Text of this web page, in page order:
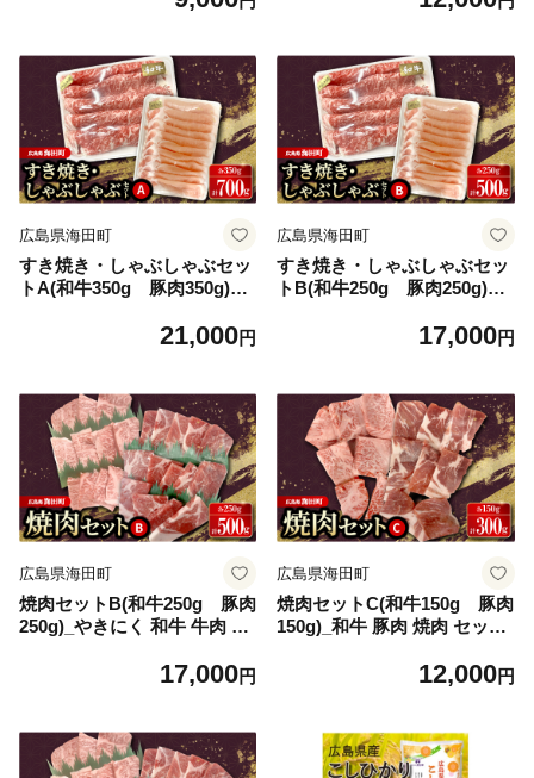
広島県海田町
すき焼き・しゃぶしゃぶセッ
トA(和牛350g 豚肉350g)_
比べ セット 国産 冷凍 スライ
71】
21,000円
広島県海田町
すき焼き・しゃぶしゃぶセッ
トB(和牛250g 豚肉250g)_
比べ セット 国産 冷凍 スライ
73】
17,000円
広島県海田町
焼肉セットB(和牛250g 豚肉
250g)_やきにく 和牛 牛肉 豚
焼肉用 BBQ バーベキュー 人
17,000円
広島県海田町
焼肉セットC(和牛150g 豚肉
150g)_和牛 豚肉 焼肉 セット
12,000円